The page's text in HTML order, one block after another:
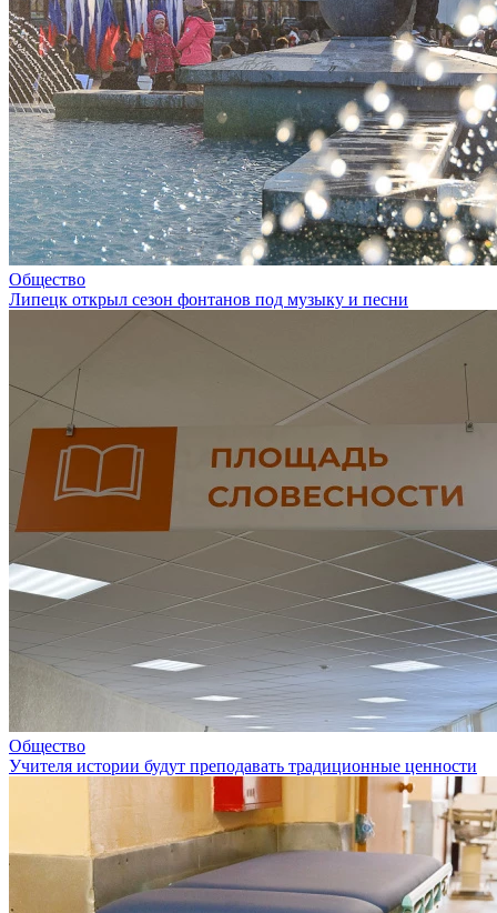
Общество
Липецк открыл сезон фонтанов под музыку и песни
Общество
Учителя истории будут преподавать традиционные ценности